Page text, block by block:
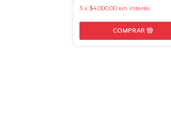
3 x $4.000,00 sin interés